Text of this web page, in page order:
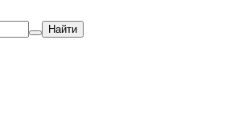
Найти